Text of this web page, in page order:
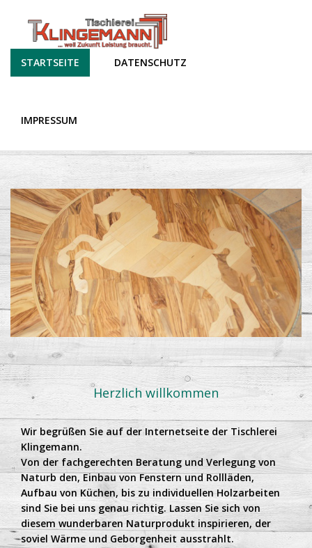
STARTSEITE DATENSCHUTZ
IMPRESSUM
Herzlich willkommen
Wir begrüßen Sie auf der Internetseite der Tischlerei
Klingemann.
Von der fachgerechten Beratung und Verlegung von
Naturb den, Einbau von Fenstern und Rollläden,
Aufbau von Küchen, bis zu individuellen Holzarbeiten
sind Sie bei uns genau richtig. Lassen Sie sich von
diesem wunderbaren Naturprodukt inspirieren, der
soviel Wärme und Geborgenheit ausstrahlt.